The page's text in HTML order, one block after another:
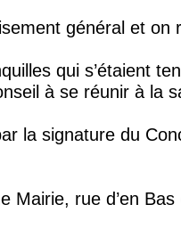
général et on
qui s’étaient
à se réunir à la
la signature du
Mairie, rue d’en